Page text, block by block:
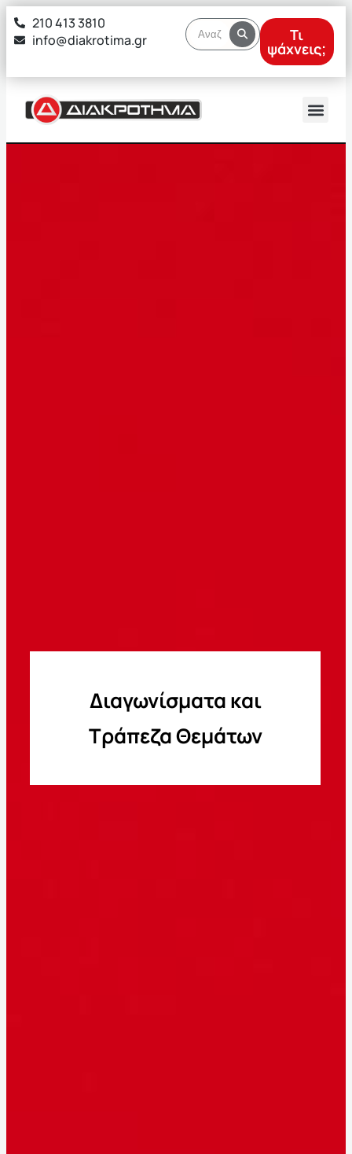
στο
περιεχόμενο
210 413 3810
info@diakrotima.gr
Τι
ψάχνεις;
Διαγωνίσματα και
Τράπεζα Θεμάτων